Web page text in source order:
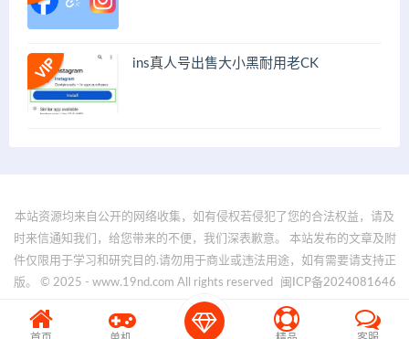
ins真人号出售大小黑耐用老CK
本站资源均来自公开的网络收集，如有侵权若侵犯了您的合法权益，请及
时来信通知我们，给您带来的不便，我们深表歉意。 本站发布的文章及附
件仅限用于学习和研究目的.请勿用于商业或违法用途，如有需要请支持正
版。 © 2025 - www.19nd.com All rights reserved
闽ICP备2024081646
号-1